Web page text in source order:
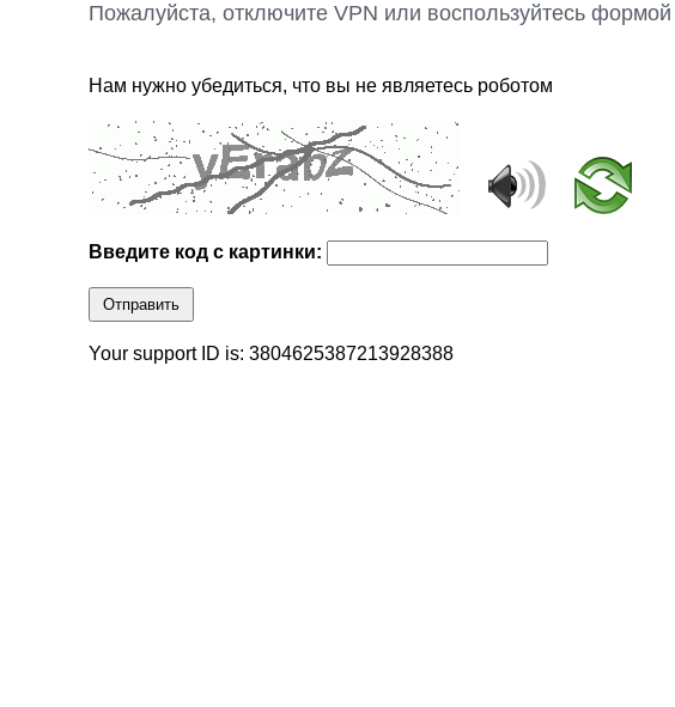
Пожалуйста, отключите VPN или воспользуйтесь
Нам нужно убедиться, что вы не являетесь роботом
Введите код с картинки:
Отправить
Your support ID is: 3804625387213928388